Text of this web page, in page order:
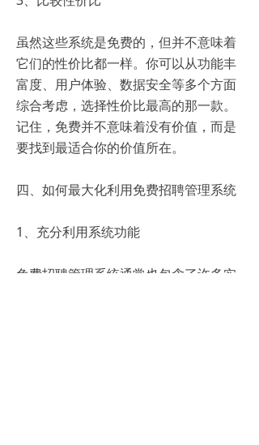
虽然这些系统是免费的，但并不意味着
它们的性价比都一样。你可以从功能丰
富度、用户体验、数据安全等多个方面
综合考虑，选择性价比最高的那一款。
记住，免费并不意味着没有价值，而是
要找到最适合你的价值所在。
四、如何最大化利用免费招聘管理系统
1、充分利用系统功能
免费招聘管理系统通常也包含了许多实